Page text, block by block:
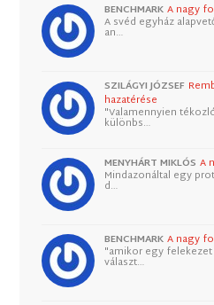
BENCHMARK A nagy
A svéd egyház
an…
SZILÁGYI JÓZSEF
hazatérése
"Valamennyien
különbs…
MENYHÁRT MIKLÓS A
Mindazonáltal egy
d…
BENCHMARK A nagy
"amikor egy
választ…